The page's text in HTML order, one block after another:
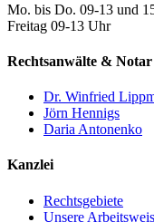
Mo. bis Do. 09-13 und
Freitag 09-13 Uhr
Rechtsanwälte & Notar
Dr. Winfried
Jörn Hennigs
Daria Antonenko
Kanzlei
Rechtsgebiete
Unsere